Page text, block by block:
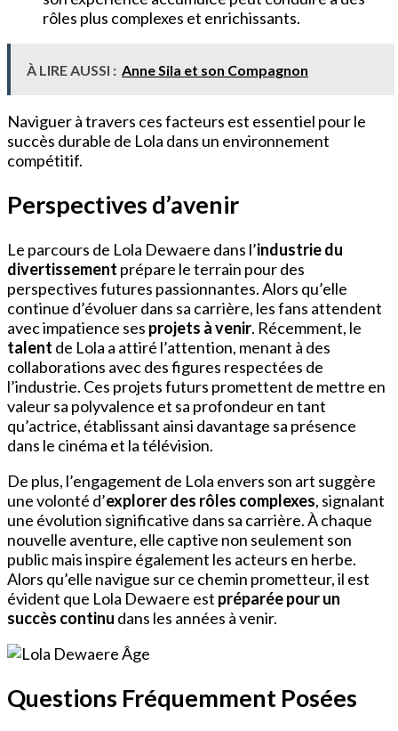
rôles plus complexes et enrichissants.
À LIRE AUSSI : Anne Sila et son Compagnon
Naviguer à travers ces facteurs est essentiel pour le
succès durable de Lola dans un environnement
compétitif.
Perspectives d’avenir
Le parcours de Lola Dewaere dans l’industrie du
divertissement prépare le terrain pour des
perspectives futures passionnantes. Alors qu’elle
continue d’évoluer dans sa carrière, les fans attendent
avec impatience ses projets à venir. Récemment, le
talent de Lola a attiré l’attention, menant à des
collaborations avec des figures respectées de
l’industrie. Ces projets futurs promettent de mettre en
valeur sa polyvalence et sa profondeur en tant
qu’actrice, établissant ainsi davantage sa présence
dans le cinéma et la télévision.
De plus, l’engagement de Lola envers son art suggère
une volonté d’explorer des rôles complexes, signalant
une évolution significative dans sa carrière. À chaque
nouvelle aventure, elle captive non seulement son
public mais inspire également les acteurs en herbe.
Alors qu’elle navigue sur ce chemin prometteur, il est
évident que Lola Dewaere est préparée pour un
succès continu dans les années à venir.
Questions Fréquemment Posées